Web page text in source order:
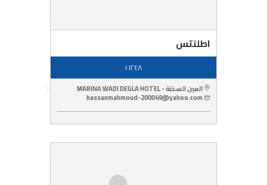
اطلنتس
١٠١٢٤٨
العين السخنة - MARINA WADI DEGLA HOTEL
hassanmahmoud-200049@yahoo.com